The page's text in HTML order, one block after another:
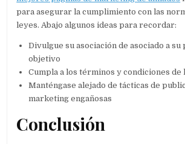
para asegurar la cumplimiento con las
leyes. Abajo algunos ideas para recordar:
Divulgue su asociación de asociado a su
objetivo
Cumpla a los términos y condiciones de
Manténgase alejado de tácticas de
marketing engañosas
Conclusión